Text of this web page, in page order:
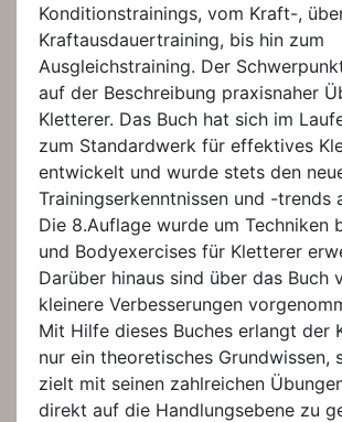
Konditionstrainings, vom Kraft-,
Kraftausdauertraining, bis hin zum
Ausgleichstraining. Der
auf der Beschreibung praxisnaher
Kletterer. Das Buch hat sich im
zum Standardwerk für effektives
entwickelt und wurde stets den
Trainingserkenntnissen und -trends
Die 8.Auflage wurde um Techniken
und Bodyexercises für Kletterer
Darüber hinaus sind über das Buch
kleinere Verbesserungen
Mit Hilfe dieses Buches erlangt der
nur ein theoretisches Grundwissen,
zielt mit seinen zahlreichen
direkt auf die Handlungsebene zu